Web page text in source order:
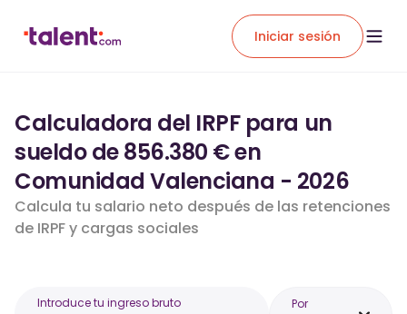
Iniciar sesión
Calculadora del IRPF para un
sueldo de 856.380 € en
Comunidad Valenciana - 2026
Calcula tu salario neto después de las retenciones
de IRPF y cargas sociales
Introduce tu ingreso bruto Por